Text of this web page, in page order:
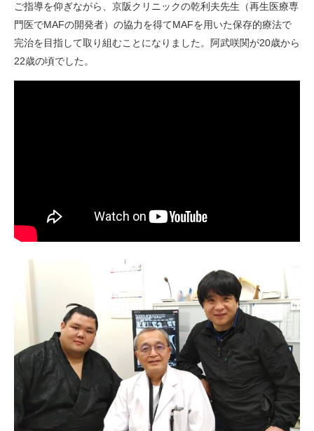
ご指導を仰ぎながら、京阪クリニックの乾利夫先生（再生医療専
門医でMAFの開発者）の協力を得てMAFを用いた保存的療法で
完治を目指して取り組むことになりました。阿武咲関が20歳から
22歳の頃でした。